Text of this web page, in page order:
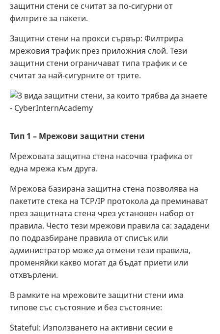
защитни стени се считат за по-сигурни от
филтрите за пакети.
Защитни стени на прокси сървър: Филтрира
мрежовия трафик през приложния слой. Тези
защитни стени ограничават типа трафик и се
считат за най-сигурните от трите.
Тип 1 – Мрежови защитни стени
Мрежовата защитна стена насочва трафика от
една мрежа към друга.
Мрежова базирана защитна стена позволява на
пакетите стека на TCP/IP протокола да преминават
през защитната стена чрез установен набор от
правила. Често тези мрежови правила са: зададени
по подразбиране правила от списък или
администратор може да отмени тези правила,
променяйки какво могат да бъдат приети или
отхвърлени.
В рамките на мрежовите защитни стени има
типове със състояние и без състояние:
Stateful: Използването на активни сесии е